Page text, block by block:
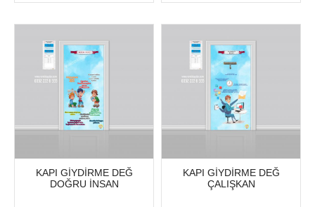
KAPI GİYDİRME DEĞ
DOĞRU İNSAN
KAPI GİYDİRME DEĞ
ÇALIŞKAN